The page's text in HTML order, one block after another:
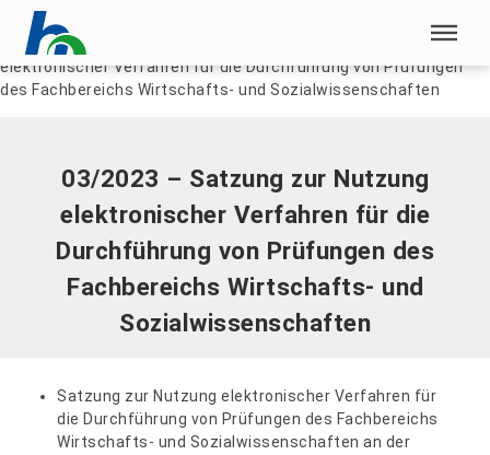
Menü überspringen
Menü überspringen
Home |Dokumente
elektronischer Verfahren für die Durchführung von Prüfungen
des Fachbereichs Wirtschafts- und Sozialwissenschaften
03/2023 – Satzung zur Nutzung
elektronischer Verfahren für die
Durchführung von Prüfungen des
Fachbereichs Wirtschafts- und
Sozialwissenschaften
Satzung zur Nutzung elektronischer Verfahren für
die Durchführung von Prüfungen des Fachbereichs
Wirtschafts- und Sozialwissenschaften an der